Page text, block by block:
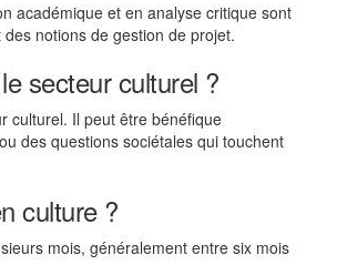
académique et en analyse critique sont
notions de gestion de projet.
secteur culturel ?
culturel. Il peut être bénéfique
des questions sociétales qui touchent
culture ?
mois, généralement entre six mois